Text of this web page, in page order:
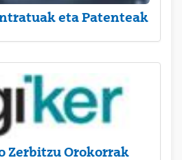
eta Patenteak
Zerbitzu Orokorrak